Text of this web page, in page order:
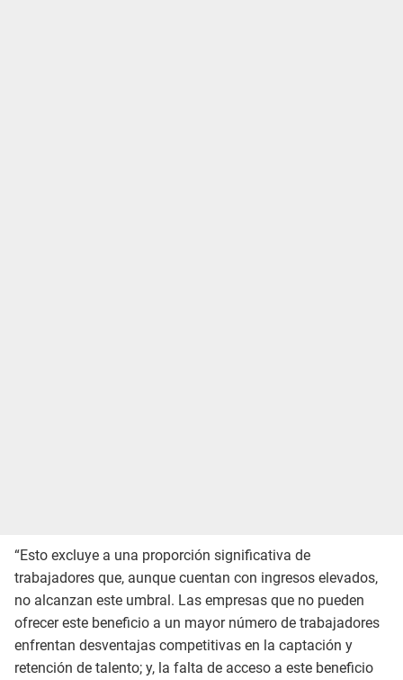
“Esto excluye a una proporción significativa de
trabajadores que, aunque cuentan con ingresos elevados,
no alcanzan este umbral. Las empresas que no pueden
ofrecer este beneficio a un mayor número de trabajadores
enfrentan desventajas competitivas en la captación y
retención de talento; y, la falta de acceso a este beneficio